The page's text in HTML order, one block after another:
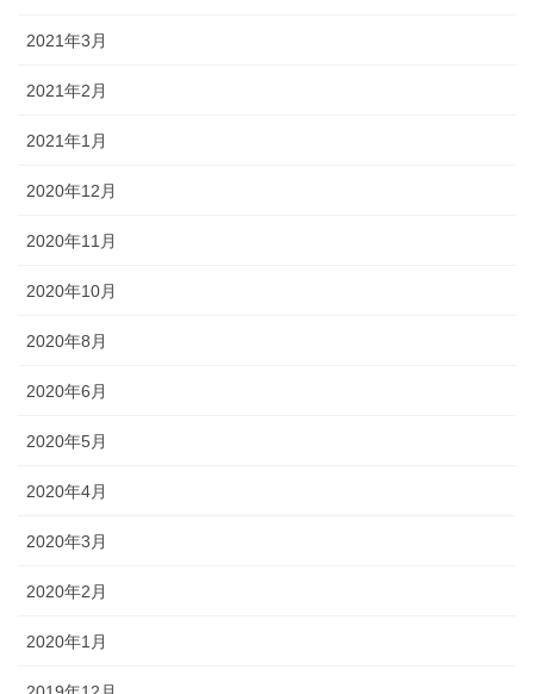
2021年3月
2021年2月
2021年1月
2020年12月
2020年11月
2020年10月
2020年8月
2020年6月
2020年5月
2020年4月
2020年3月
2020年2月
2020年1月